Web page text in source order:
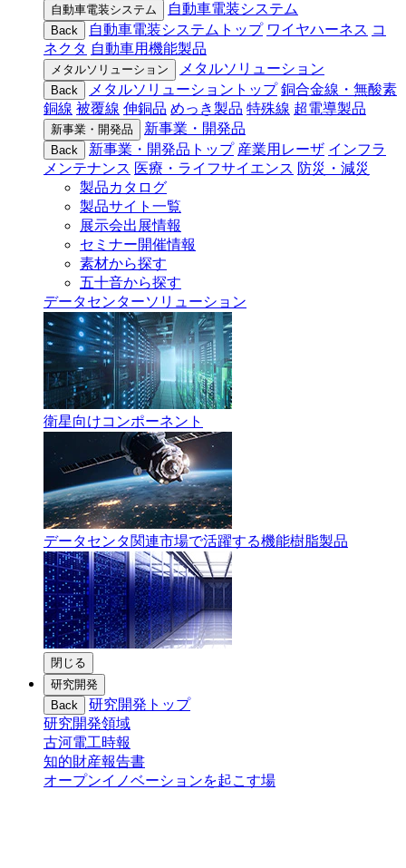
自動車電装システム 自動車電装システム
Back 自動車電装システムトップ ワイヤハーネス コ
ネクタ 自動車用機能製品
メタルソリューション メタルソリューション
Back メタルソリューショントップ 銅合金線・無酸素
銅線 被覆線 伸銅品 めっき製品 特殊線 超電導製品
新事業・開発品 新事業・開発品
Back 新事業・開発品トップ 産業用レーザ インフラ
メンテナンス 医療・ライフサイエンス 防災・減災
製品カタログ
製品サイト一覧
展示会出展情報
セミナー開催情報
素材から探す
五十音から探す
データセンターソリューション
衛星向けコンポーネント
データセンタ関連市場で活躍する機能樹脂製品
閉じる
研究開発
Back
研究開発トップ
研究開発領域
古河電工時報
知的財産報告書
オープンイノベーションを起こす場